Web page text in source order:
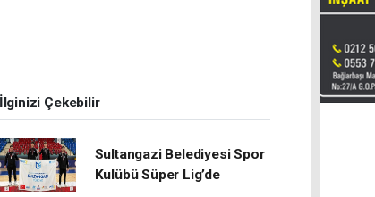
İlginizi Çekebilir
Sultangazi Belediyesi Spor
Kulübü Süper Lig’de